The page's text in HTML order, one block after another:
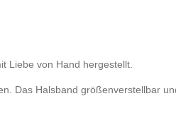
Liebe von Hand hergestellt.
Das Halsband größenverstellbar